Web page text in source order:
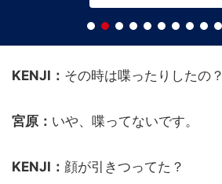
KENJI： その時は喋ったりしたの？
宮原： いや、喋ってないです。
KENJI： 顔が引きつってた？